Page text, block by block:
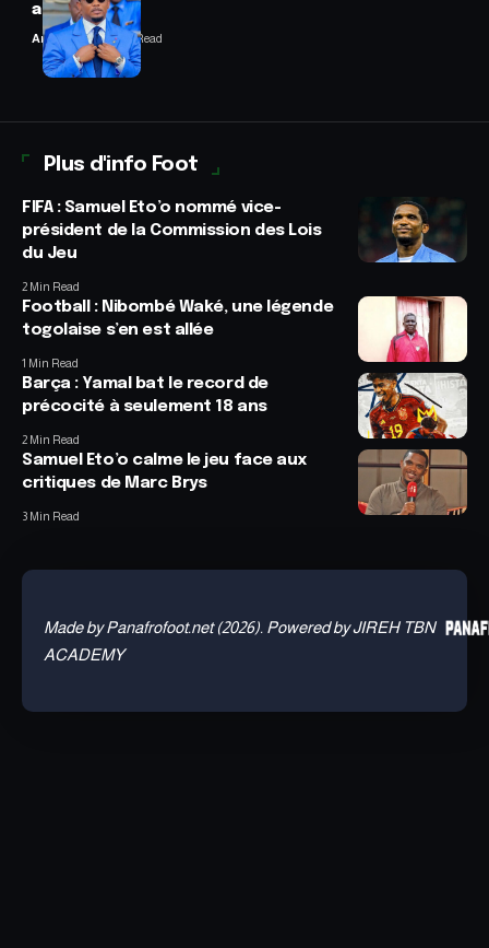
annulées
Anselme AVI2 Min Read
Plus d'info Foot
FIFA : Samuel Eto’o nommé vice-
président de la Commission des Lois
du Jeu
2 Min Read
Football : Nibombé Waké, une légende
togolaise s’en est allée
1 Min Read
Barça : Yamal bat le record de
précocité à seulement 18 ans
2 Min Read
Samuel Eto’o calme le jeu face aux
critiques de Marc Brys
3 Min Read
Made by Panafrofoot.net (2026). Powered by JIREH TBN
ACADEMY